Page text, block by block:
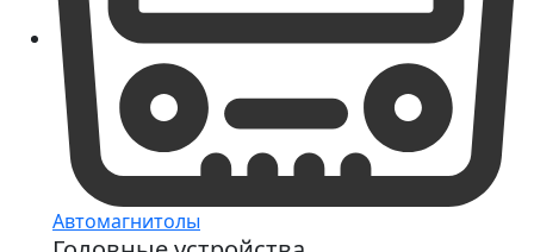
Автомагнитолы